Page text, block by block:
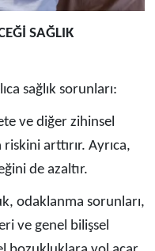
SAĞLIK
sağlık sorunları:
ve diğer zihinsel
arttırır. Ayrıca,
de azaltır.
odaklanma sorunları,
ve genel bilişsel